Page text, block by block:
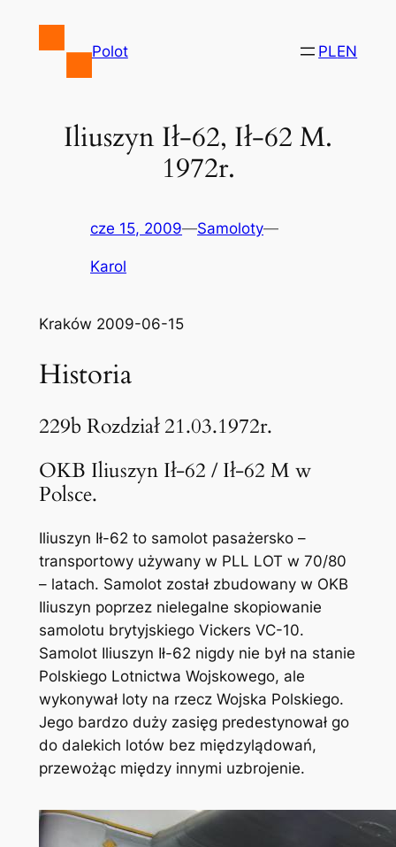
Polot PLEN
Iliuszyn Ił-62, Ił-62 M.
1972r.
cze 15, 2009—Samoloty—
Karol
Kraków 2009-06-15
Historia
229b Rozdział 21.03.1972r.
OKB Iliuszyn Ił-62 / Ił-62 M w
Polsce.
Iliuszyn Ił-62 to samolot pasażersko –
transportowy używany w PLL LOT w 70/80
– latach. Samolot został zbudowany w OKB
Iliuszyn poprzez nielegalne skopiowanie
samolotu brytyjskiego Vickers VC-10.
Samolot Iliuszyn Ił-62 nigdy nie był na stanie
Polskiego Lotnictwa Wojskowego, ale
wykonywał loty na rzecz Wojska Polskiego.
Jego bardzo duży zasięg predestynował go
do dalekich lotów bez międzylądowań,
przewożąc między innymi uzbrojenie.